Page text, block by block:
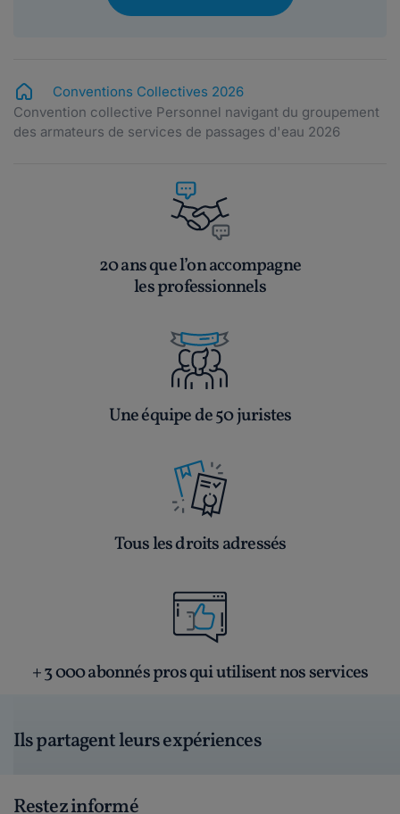
Conventions Collectives 2026
Convention collective Personnel navigant du groupement
des armateurs de services de passages d'eau 2026
20 ans que l’on accompagne
les professionnels
Une équipe de 50 juristes
Tous les droits adressés
+ 3 000 abonnés pros qui utilisent nos services
Ils partagent leurs expériences
Restez informé